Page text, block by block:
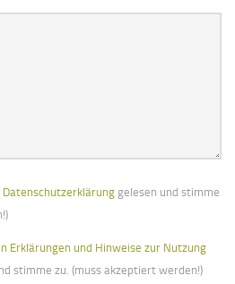
Datenschutzerklärunggelesen und stimme
Erklärungen und Hinweise zur Nutzung
stimme zu. (muss akzeptiert werden!)